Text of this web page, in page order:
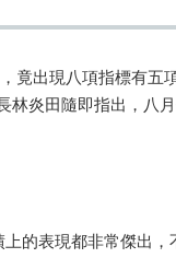
竟出現八項指標有五
林炎田隨即指出，八
的表現都非常傑出，